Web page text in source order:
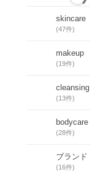
skincare
(47件)
makeup
(19件)
cleansing
(13件)
bodycare
(28件)
ブランド
(16件)